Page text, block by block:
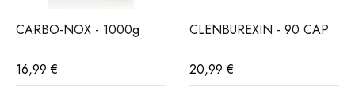
CARBO-NOX - 1000g
16,99€
CLENBUREXIN - 90 CAP
20,99€